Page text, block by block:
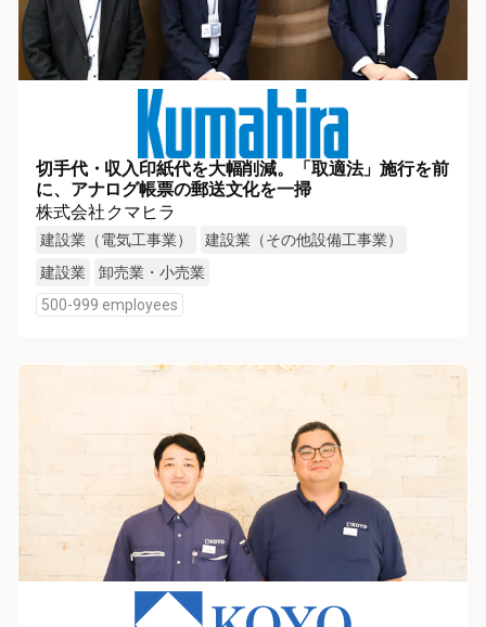
切手代・収入印紙代を大幅削減。「取適法」施行を前
に、アナログ帳票の郵送文化を一掃
株式会社クマヒラ
建設業（電気工事業）
建設業（その他設備工事業）
建設業
卸売業・小売業
500-999 employees